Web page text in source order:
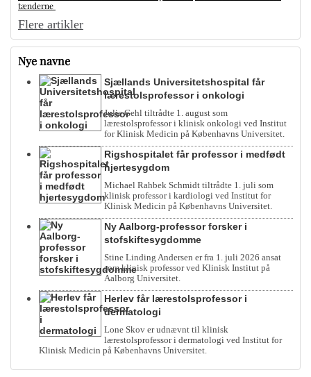
tænderne
Flere artikler
Nye navne
Sjællands Universitetshospital får
lærestolsprofessor i onkologi
Julie Gehl tiltrådte 1. august som
lærestolsprofessor i klinisk onkologi ved Institut
for Klinisk Medicin på Københavns Universitet.
Rigshospitalet får professor i medfødt
hjertesygdom
Michael Rahbek Schmidt tiltrådte 1. juli som
klinisk professor i kardiologi ved Institut for
Klinisk Medicin på Københavns Universitet.
Ny Aalborg-professor forsker i
stofskiftesygdomme
Stine Linding Andersen er fra 1. juli 2026 ansat
som klinisk professor ved Klinisk Institut på
Aalborg Universitet.
Herlev får lærestolsprofessor i
dermatologi
Lone Skov er udnævnt til klinisk
lærestolsprofessor i dermatologi ved Institut for
Klinisk Medicin på Københavns Universitet.